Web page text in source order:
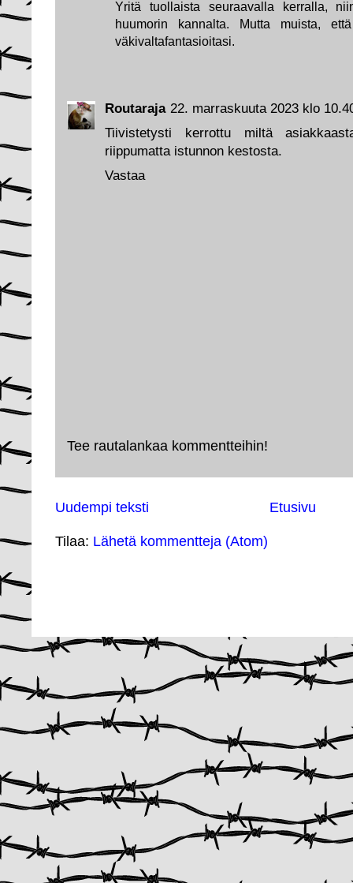
Routaraja 22. marraskuuta 2023 klo
Tiivistetysti kerrottu miltä
riippumatta istunnon kestosta.
Vastaa
Yritä tuollaista seuraavalla kerralla,
huumorin kannalta. Mutta muista,
väkivaltafantasioitasi.
Tee rautalankaa kommentteihin!
Uudempi teksti Etusivu
Tilaa: Lähetä kommentteja (Atom)